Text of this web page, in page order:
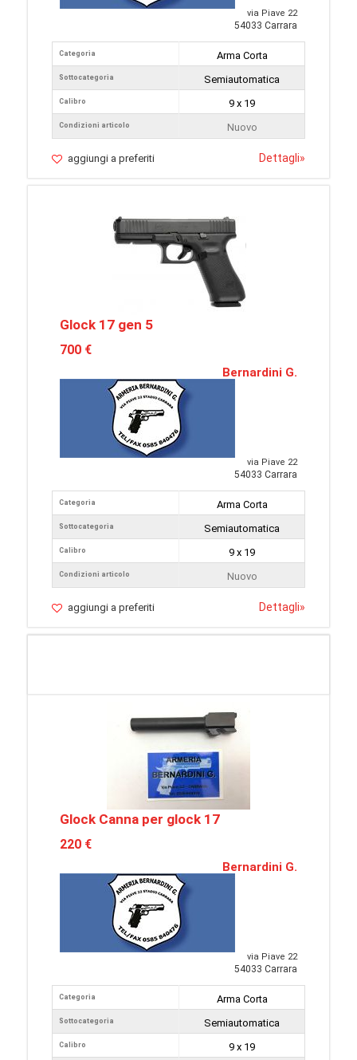
via Piave 22
54033 Carrara
Categoria
Sottocategoria
Calibro
Condizioni articolo
Arma Corta
Semiautomatica
9 x 19
Nuovo
aggiungi a preferiti Dettagli»
Glock 17 gen 5
700 €
Bernardini G.
via Piave 22
54033 Carrara
Categoria
Sottocategoria
Calibro
Condizioni articolo
Arma Corta
Semiautomatica
9 x 19
Nuovo
aggiungi a preferiti Dettagli»
Glock Canna per glock 17
220 €
Bernardini G.
via Piave 22
54033 Carrara
Categoria
Sottocategoria
Calibro
Arma Corta
Semiautomatica
9 x 19